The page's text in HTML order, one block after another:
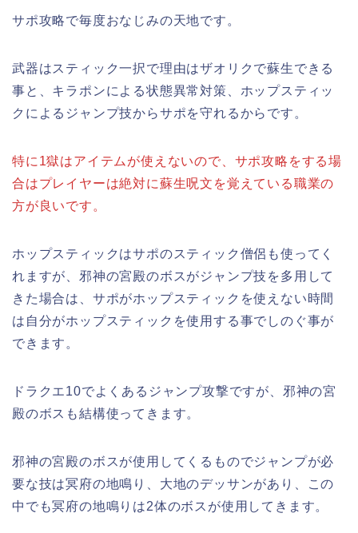
サポ攻略で毎度おなじみの天地です。
武器はスティック一択で理由はザオリクで蘇生できる
事と、キラポンによる状態異常対策、ホップスティッ
クによるジャンプ技からサポを守れるからです。
特に1獄はアイテムが使えないので、サポ攻略をする場
合はプレイヤーは絶対に蘇生呪文を覚えている職業の
方が良いです。
ホップスティックはサポのスティック僧侶も使ってく
れますが、邪神の宮殿のボスがジャンプ技を多用して
きた場合は、サポがホップスティックを使えない時間
は自分がホップスティックを使用する事でしのぐ事が
できます。
ドラクエ10でよくあるジャンプ攻撃ですが、邪神の宮
殿のボスも結構使ってきます。
邪神の宮殿のボスが使用してくるものでジャンプが必
要な技は冥府の地鳴り、大地のデッサンがあり、この
中でも冥府の地鳴りは2体のボスが使用してきます。